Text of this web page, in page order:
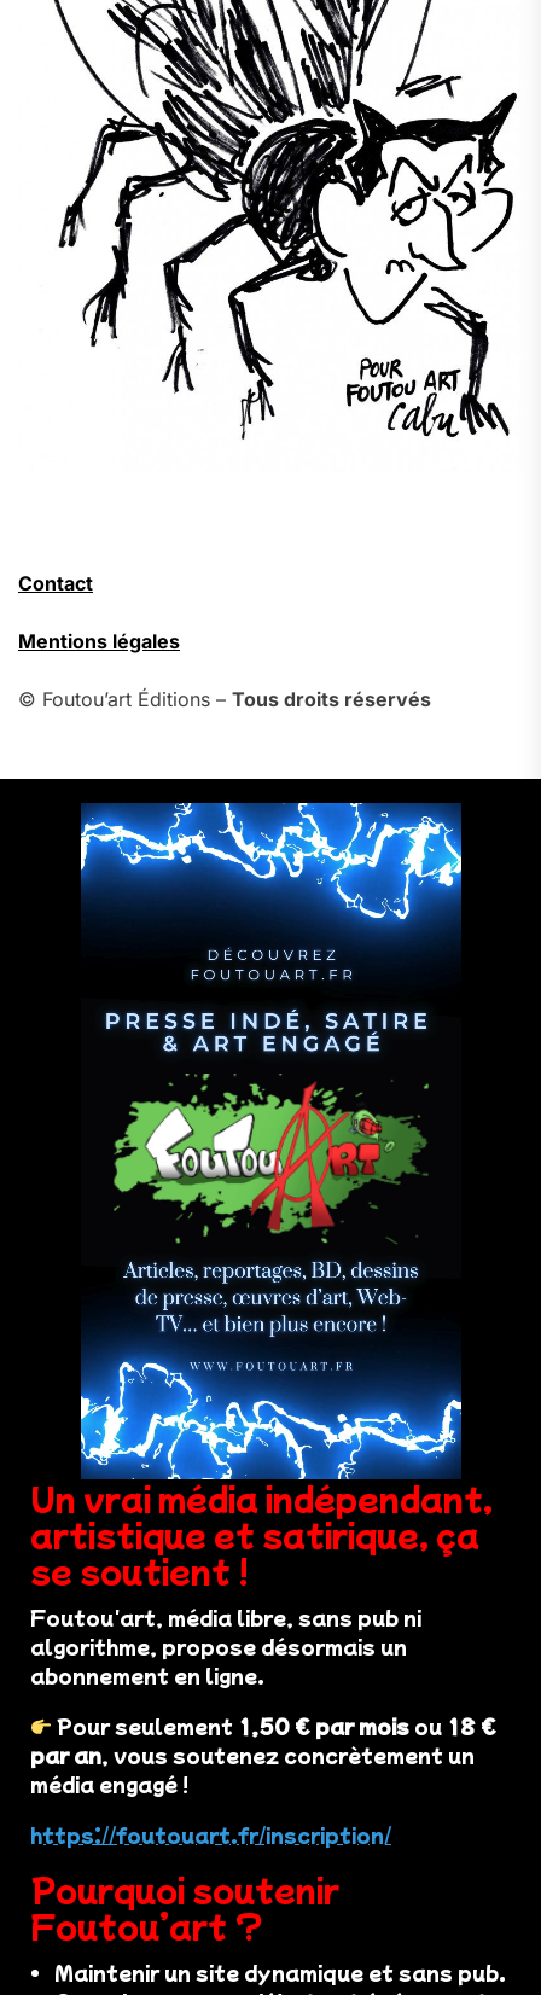
Contact
Mentions légales
© Foutou’art Éditions – Tous droits réservés
Un vrai média indépendant,
artistique et satirique, ça
se soutient !
Foutou'art, média libre, sans pub ni
algorithme, propose désormais un
abonnement en ligne.
Pour seulement 1,50 € par mois ou 18 €
par an, vous soutenez concrètement un
média engagé !
https://foutouart.fr/inscription/
Pourquoi soutenir
Foutou’art ?
Maintenir un site dynamique et sans pub.